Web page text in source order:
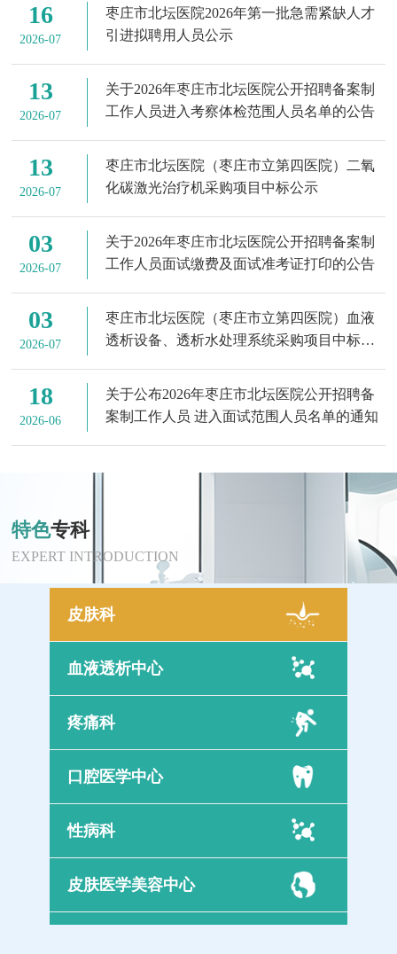
16
2026-07
枣庄市北坛医院2026年第一批急需紧缺人才
引进拟聘用人员公示
13
2026-07
关于2026年枣庄市北坛医院公开招聘备案制
工作人员进入考察体检范围人员名单的公告
13
2026-07
枣庄市北坛医院（枣庄市立第四医院）二氧
化碳激光治疗机采购项目中标公示
03
2026-07
关于2026年枣庄市北坛医院公开招聘备案制
工作人员面试缴费及面试准考证打印的公告
03
2026-07
枣庄市北坛医院（枣庄市立第四医院）血液
透析设备、透析水处理系统采购项目中标结
18
2026-06
关于公布2026年枣庄市北坛医院公开招聘备
案制工作人员 进入面试范围人员名单的通知
特色专科
EXPERT INTRODUCTION
皮肤科
血液透析中心
疼痛科
口腔医学中心
性病科
皮肤医学美容中心